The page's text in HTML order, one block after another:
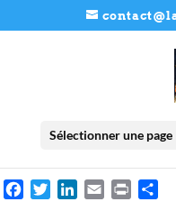
Sélectionner une page
Facebook
TwitterLinkedIn
EmailPrint